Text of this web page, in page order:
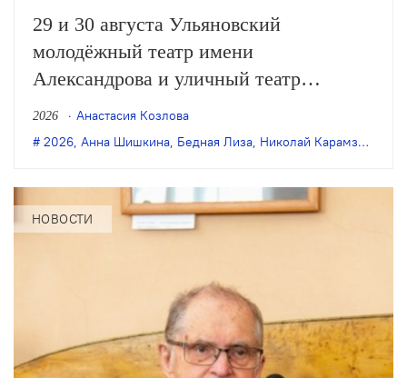
29 и 30 августа Ульяновский
молодёжный театр имени
Александрова и уличный театр
«Странствующие куклы господина
Пэжо» из Санкт-Петербурга покажут
«Бедная Лиза» по одноимённой
повести Карамзина. Постановка
станет одним из центральных событий
2026
Анастасия Козлова
2026 Анна Шишкина Бедная Лиза Николай Карамзин
НОВОСТИ